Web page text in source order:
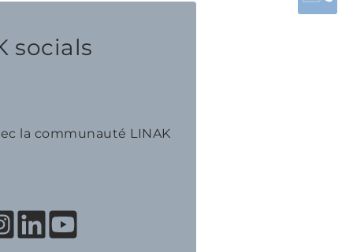
socials
la communauté LINAK